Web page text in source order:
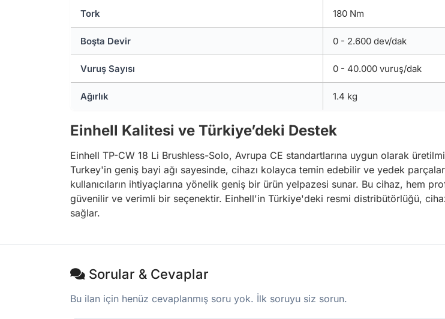
Tork 180 Nm
Boşta Devir 0 - 2.600 dev/dak
Vuruş Sayısı 0 - 40.000 vuruş/dak
Ağırlık 1.4 kg
Einhell Kalitesi ve Türkiye’deki Destek
Einhell TP-CW 18 Li Brushless-Solo, Avrupa CE standartlarına uygun olarak
Turkey'in geniş bayi ağı sayesinde, cihazı kolayca temin edebilir ve yedek
kullanıcıların ihtiyaçlarına yönelik geniş bir ürün yelpazesi sunar. Bu cihaz, hem
güvenilir ve verimli bir seçenektir. Einhell'in Türkiye'deki resmi distribütörlüğü,
sağlar.
Sorular & Cevaplar
Bu ilan için henüz cevaplanmış soru yok. İlk soruyu siz sorun.